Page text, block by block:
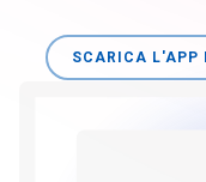
SCARICA L'APP